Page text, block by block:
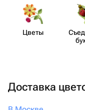
Цветы
Доставка